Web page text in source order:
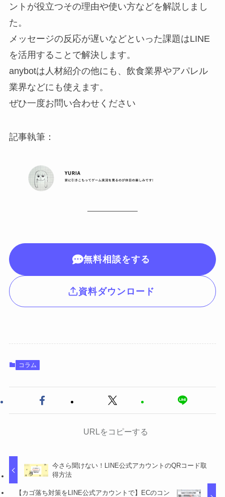
ントが役立つその理由や使い方などを解説しまし
た。
メッセージの反応が遅いなどといった課題はLINE
を活用することで解決します。
anybotは人材紹介の他にも、飲食業界やアパレル
業界などにも使えます。
ぜひ一度お問い合わせください
記事執筆：
無料相談をする
資料ダウンロード
コラム
URLをコピーする
今さら聞けない！LINE公式アカウントのQRコード取
得方法
【カゴ落ち対策をLINE公式アカウントで】ECのコン